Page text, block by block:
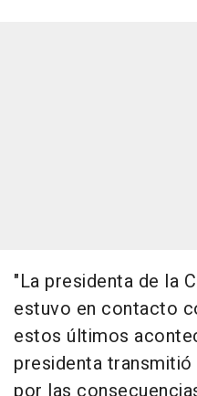
"La presidenta de la
estuvo en contacto
estos últimos
presidenta